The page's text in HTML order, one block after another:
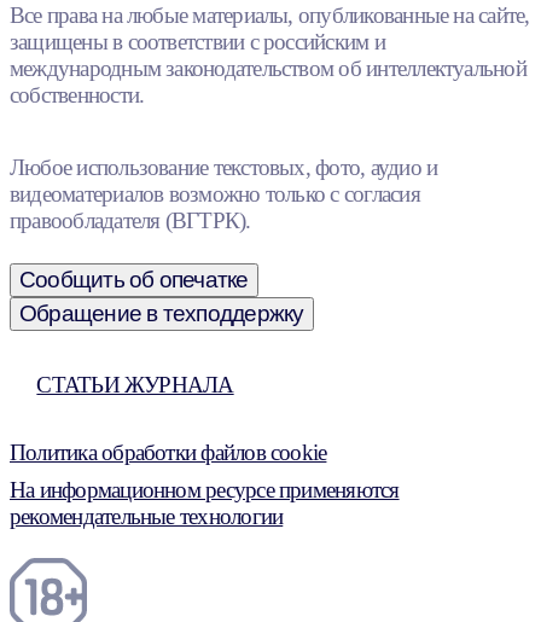
Все права на любые материалы, опубликованные на сайте,
защищены в соответствии с российским и
международным законодательством об интеллектуальной
собственности.
Любое использование текстовых, фото, аудио и
видеоматериалов возможно только с согласия
правообладателя (ВГТРК).
Сообщить об опечатке
Обращение в техподдержку
СТАТЬИ ЖУРНАЛА
Политика обработки файлов cookie
На информационном ресурсе применяются
рекомендательные технологии